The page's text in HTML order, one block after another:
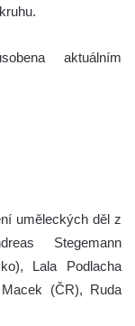
aktuálním
uměleckých děl z
Stegemann
Lala Podlacha
(ČR), Ruda